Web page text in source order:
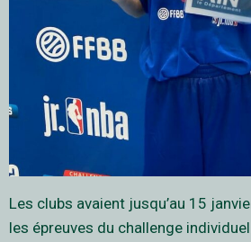
Les clubs avaient jusqu’au 15
les épreuves du challenge